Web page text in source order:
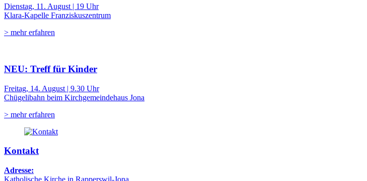
Dienstag, 11. August | 19 Uhr
Klara-Kapelle Franziskuszentrum
> mehr erfahren
NEU: Treff für Kinder
Freitag, 14. August | 9.30 Uhr
Chügelibahn beim Kirchgemeindehaus Jona
> mehr erfahren
Kontakt
Adresse: